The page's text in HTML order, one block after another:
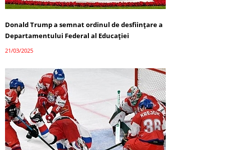
Donald Trump a semnat ordinul de desființare a
Departamentului Federal al Educației
21/03/2025